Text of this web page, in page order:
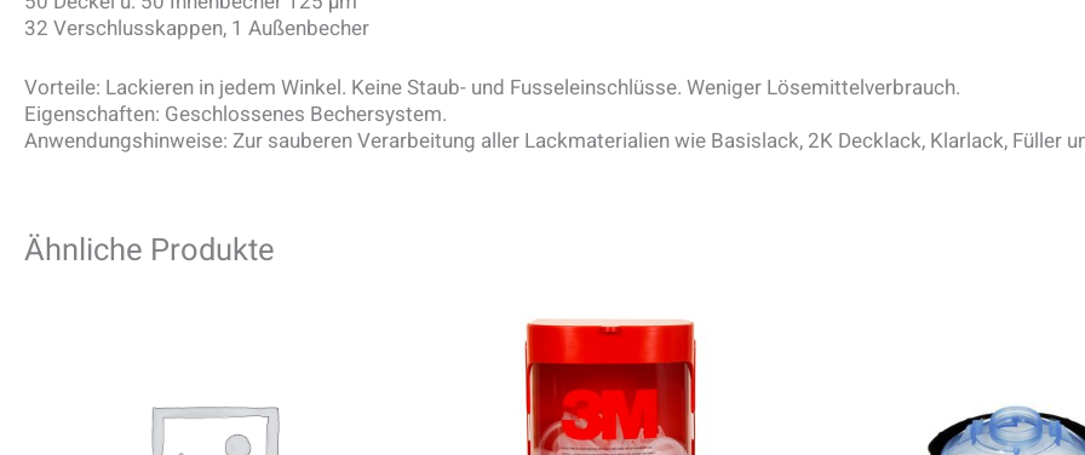
32 Verschlusskappen, 1 Außenbecher
Vorteile: Lackieren in jedem Winkel. Keine Staub- und Fusseleinschlüsse. Weniger Lösemittelverbrauch.
Eigenschaften: Geschlossenes Bechersystem.
Anwendungshinweise: Zur sauberen Verarbeitung aller Lackmaterialien wie Basislack, 2K Decklack, Klarlack, Füller
Ähnliche Produkte